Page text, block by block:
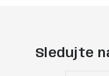
Sledujte